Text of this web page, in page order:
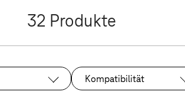
32 Produkte
Kompatibilität